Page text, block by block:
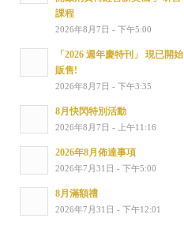
課程
2026年8月7日 - 下午5:00
「2026 週年慶特刊」 現已開始
販售!
2026年8月7日 - 下午3:35
8月快閃特別活動
2026年8月7日 - 上午11:16
2026年8月佈達事項
2026年7月31日 - 下午5:00
8月滿額禮
2026年7月31日 - 下午12:01